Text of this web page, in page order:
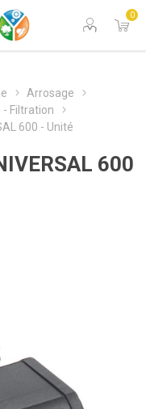
0
Arrosage
- Filtration
600 - Unité
600